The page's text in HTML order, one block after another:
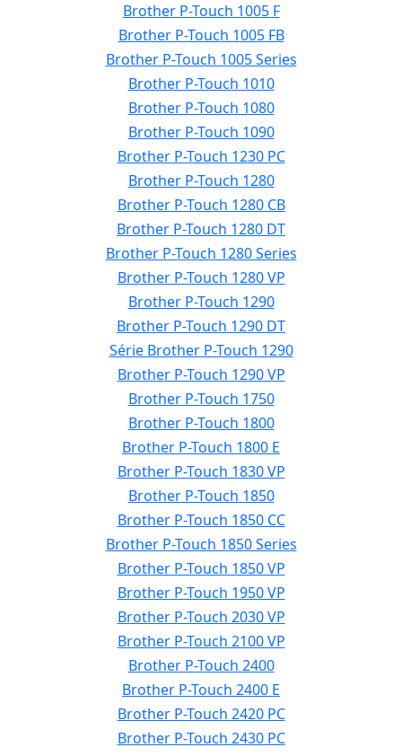
Brother P-Touch 1005 F
Brother P-Touch 1005 FB
Brother P-Touch 1005 Series
Brother P-Touch 1010
Brother P-Touch 1080
Brother P-Touch 1090
Brother P-Touch 1230 PC
Brother P-Touch 1280
Brother P-Touch 1280 CB
Brother P-Touch 1280 DT
Brother P-Touch 1280 Series
Brother P-Touch 1280 VP
Brother P-Touch 1290
Brother P-Touch 1290 DT
Série Brother P-Touch 1290
Brother P-Touch 1290 VP
Brother P-Touch 1750
Brother P-Touch 1800
Brother P-Touch 1800 E
Brother P-Touch 1830 VP
Brother P-Touch 1850
Brother P-Touch 1850 CC
Brother P-Touch 1850 Series
Brother P-Touch 1850 VP
Brother P-Touch 1950 VP
Brother P-Touch 2030 VP
Brother P-Touch 2100 VP
Brother P-Touch 2400
Brother P-Touch 2400 E
Brother P-Touch 2420 PC
Brother P-Touch 2430 PC